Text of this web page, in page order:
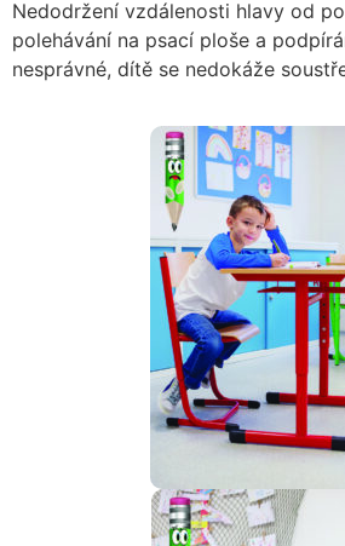
Nedodržení vzdálenosti hlavy od
polehávání na psací ploše a
nesprávné, dítě se nedokáže